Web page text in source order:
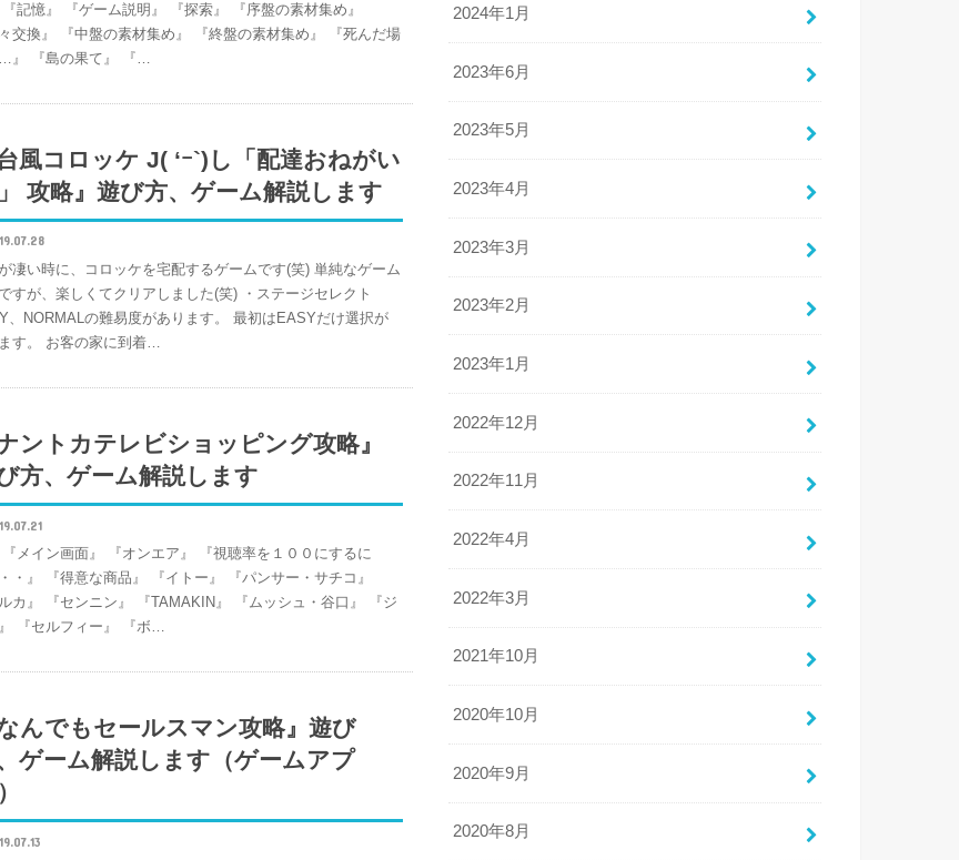
『記憶』 『ゲーム説明』 『探索』 『序盤の素材集め』
々交換』 『中盤の素材集め』 『終盤の素材集め』 『死んだ場
』 『島の果て』 『…
台風コロッケ J( ‘ｰ`)し「配達おねがい
攻略』遊び方、ゲーム解説します
凄い時に、コロッケを宅配するゲームです(笑) 単純なゲーム
すが、楽しくてクリアしました(笑) ・ステージセレクト
、NORMALの難易度があります。 最初はEASYだけ選択が
す。 お客の家に到着…
ナントカテレビショッピング攻略』
方、ゲーム解説します
『メイン画面』 『オンエア』 『視聴率を１００にするに
・』 『得意な商品』 『イトー』 『パンサー・サチコ』
ルカ』 『センニン』 『TAMAKIN』 『ムッシュ・谷口』 『ジ
『セルフィー』 『ボ…
なんでもセールスマン攻略』遊び
ゲーム解説します（ゲームアプ
2024年1月
2023年6月
2023年5月
2023年4月
2023年3月
2023年2月
2023年1月
2022年12月
2022年11月
2022年4月
2022年3月
2021年10月
2020年10月
2020年9月
2020年8月